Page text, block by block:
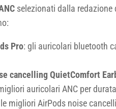
selezionati dalla redazione
Pro: gli auricolari bluetooth
cancelling QuietComfort
auricolari ANC per
migliori AirPods noise